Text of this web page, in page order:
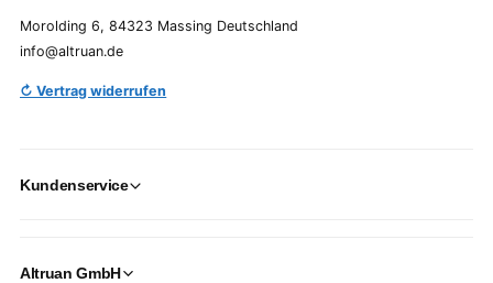
Morolding 6, 84323 Massing Deutschland
info@altruan.de
↻ Vertrag widerrufen
Kundenservice
Altruan GmbH